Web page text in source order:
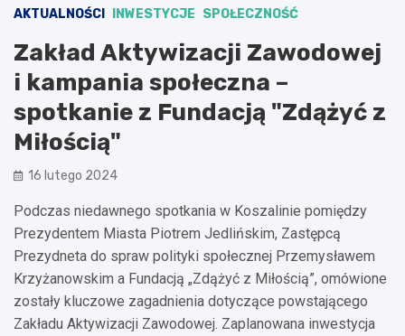
AKTUALNOŚCI INWESTYCJE SPOŁECZNOŚĆ
Zakład Aktywizacji Zawodowej
i kampania społeczna –
spotkanie z Fundacją "Zdążyć z
Miłością"
16 lutego 2024
Podczas niedawnego spotkania w Koszalinie pomiędzy
Prezydentem Miasta Piotrem Jedlińskim, Zastępcą
Prezydneta do spraw polityki społecznej Przemysławem
Krzyżanowskim a Fundacją „Zdążyć z Miłością”, omówione
zostały kluczowe zagadnienia dotyczące powstającego
Zakładu Aktywizacji Zawodowej. Zaplanowana inwestycja